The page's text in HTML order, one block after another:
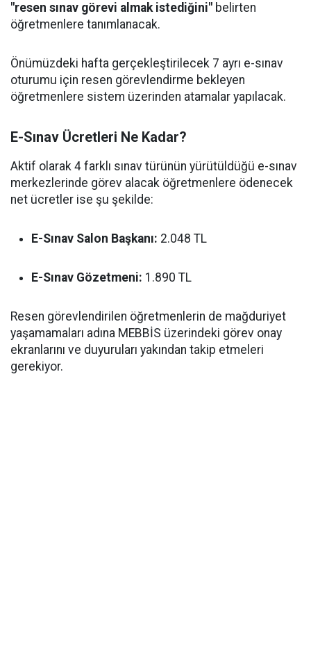
"resen sınav görevi almak istediğini" belirten
öğretmenlere tanımlanacak.
Önümüzdeki hafta gerçekleştirilecek 7 ayrı e-sınav
oturumu için resen görevlendirme bekleyen
öğretmenlere sistem üzerinden atamalar yapılacak.
E-Sınav Ücretleri Ne Kadar?
Aktif olarak 4 farklı sınav türünün yürütüldüğü e-sınav
merkezlerinde görev alacak öğretmenlere ödenecek
net ücretler ise şu şekilde:
E-Sınav Salon Başkanı: 2.048 TL
E-Sınav Gözetmeni: 1.890 TL
Resen görevlendirilen öğretmenlerin de mağduriyet
yaşamamaları adına MEBBİS üzerindeki görev onay
ekranlarını ve duyuruları yakından takip etmeleri
gerekiyor.